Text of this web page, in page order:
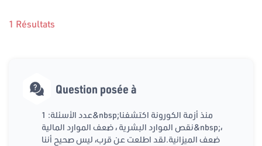
1 Résultats
Question posée à
عدد الأسئلة: 1&nbsp;منذ أزمة الكورونة اكتشفنا
نقص الموارد البشرية ، ضعف الموارد المالية&nbsp;،
ضعف الميزانية.لقد اطلعت عن قرب، ليس صحيح أننا